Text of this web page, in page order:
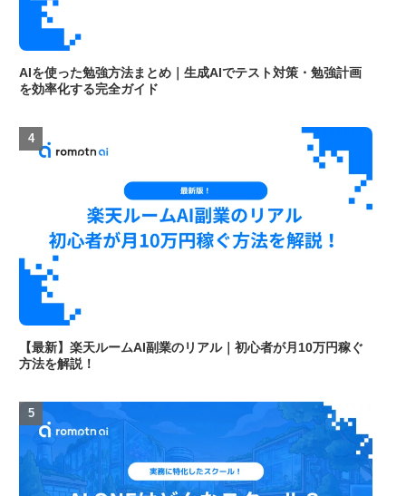
AIを使った勉強方法まとめ｜生成AIでテスト対策・勉強計画
を効率化する完全ガイド
【最新】楽天ルームAI副業のリアル｜初心者が月10万円稼ぐ
方法を解説！